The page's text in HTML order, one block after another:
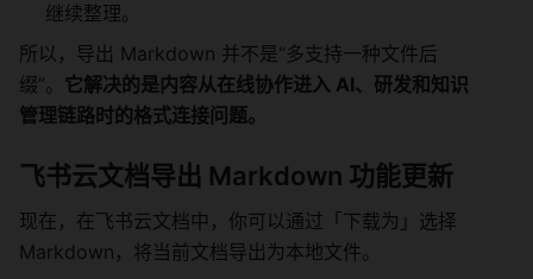
继续整理。
所以，导出 Markdown 并不是“多支持一种文件后
缀”。 它解决的是内容从在线协作进入 AI、研发和知识
管理链路时的格式连接问题。
飞书云文档导出 Markdown 功能更新
现在，在飞书云文档中，你可以通过「下载为」选择
Markdown，将当前文档导出为本地文件。